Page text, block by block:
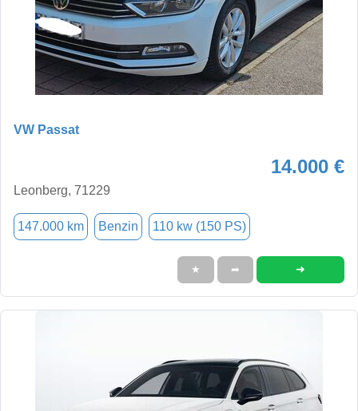
VW Passat
14.000 €
Leonberg, 71229
147.000 km Benzin 110 kw (150 PS)
★ ➦ ➜